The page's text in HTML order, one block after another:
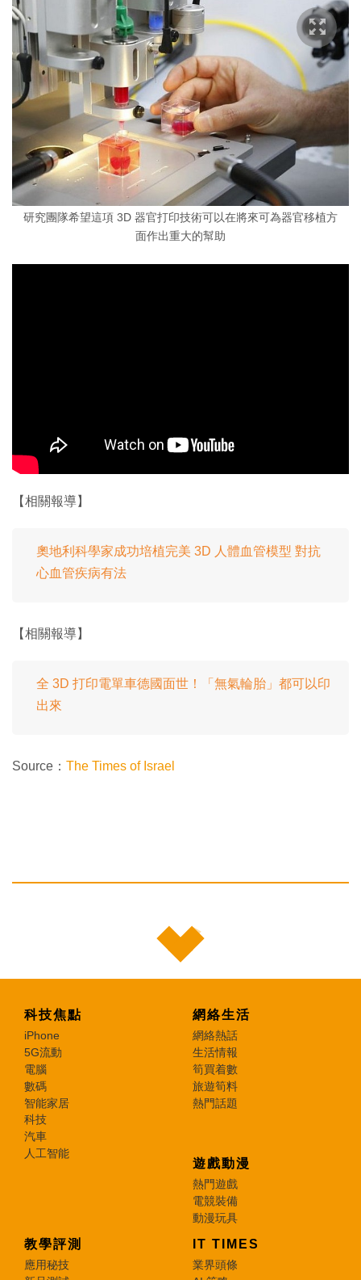
研究團隊希望這項 3D 器官打印技術可以在將來可為器官移植方
面作出重大的幫助
【相關報導】
奧地利科學家成功培植完美 3D 人體血管模型 對抗
心血管疾病有法
【相關報導】
全 3D 打印電單車德國面世！「無氣輪胎」都可以印
出來
Source： The Times of Israel
科技焦點
iPhone
5G流動
電腦
數碼
智能家居
科技
汽車
人工智能
網絡生活
網絡熱話
生活情報
筍買着數
旅遊筍料
熱門話題
遊戲動漫
熱門遊戲
電競裝備
動漫玩具
教學評測
應用秘技
IT TIMES
業界頭條